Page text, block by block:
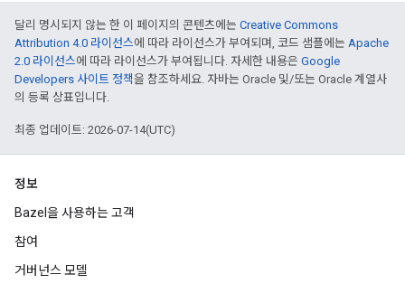
달리 명시되지 않는 한 이 페이지의 콘텐츠에는 Creative Commons
Attribution 4.0 라이선스에 따라 라이선스가 부여되며, 코드 샘플에는 Apache
2.0 라이선스에 따라 라이선스가 부여됩니다. 자세한 내용은 Google
Developers 사이트 정책을 참조하세요. 자바는 Oracle 및/또는 Oracle 계열사
의 등록 상표입니다.
최종 업데이트: 2026-07-14(UTC)
정보
Bazel을 사용하는 고객
참여
거버넌스 모델